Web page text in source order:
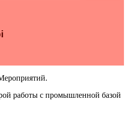
работы с промышленной базой